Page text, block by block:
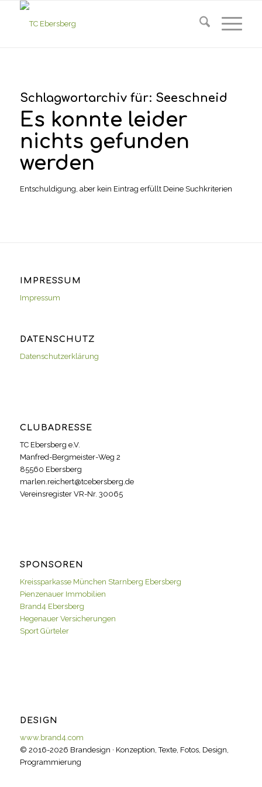
Schlagwortarchiv für: Seeschneid
Es konnte leider
nichts gefunden
werden
Entschuldigung, aber kein Eintrag erfüllt Deine Suchkriterien
IMPRESSUM
Impressum
DATENSCHUTZ
Datenschutzerklärung
CLUBADRESSE
TC Ebersberg e.V.
Manfred-Bergmeister-Weg 2
85560 Ebersberg
marlen.reichert@tcebersberg.de
Vereinsregister VR-Nr. 30065
SPONSOREN
Kreissparkasse München Starnberg Ebersberg
Pienzenauer Immobilien
Brand4 Ebersberg
Hegenauer Versicherungen
Sport Gürteler
DESIGN
www.brand4.com
© 2016-2026 Brandesign · Konzeption, Texte, Fotos, Design,
Programmierung